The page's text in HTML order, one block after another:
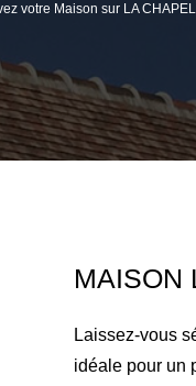
votre Maison sur LA
Laissez-vous
idéale pour un